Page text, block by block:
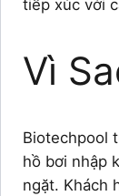
tiếp xúc với
Vì
Biotechpool
hồ bơi nhập
ngặt. Khách